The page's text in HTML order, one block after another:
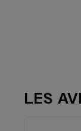
LES